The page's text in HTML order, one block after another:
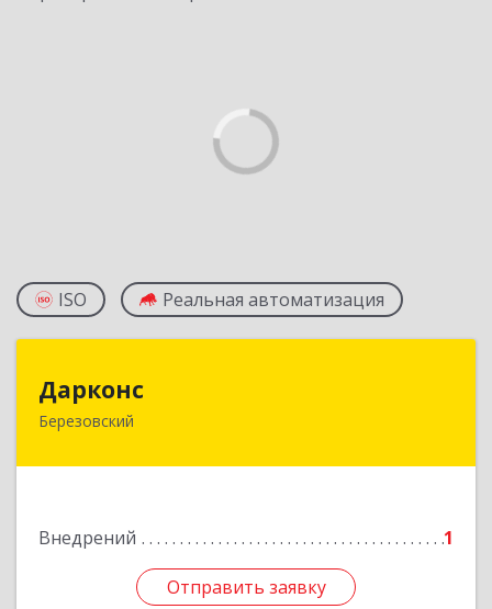
ISO Реальная автоматизация
Дарконс
Березовский
Внедрений 1
Отправить заявку
623700, Свердловская обл, Березовский г,
Отправить заявку